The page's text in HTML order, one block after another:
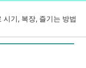
기, 복장, 즐기는 방법